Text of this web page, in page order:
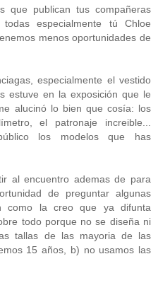
que publican tus compañeras
especialmente tú Chloe
menos oportunidades de
especialmente el vestido
estuve en la exposición que le
alucinó lo bien que cosía: los
el patronaje increible...
los modelos que has
al encuentro ademas de para
de preguntar algunas
como la creo que ya difunta
todo porque no se diseña ni
tallas de las mayoria de las
15 años, b) no usamos las